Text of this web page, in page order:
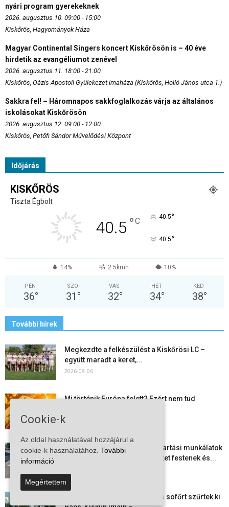
nyári program gyerekeknek
2026. augusztus 10. 09:00 - 15:00
Kiskőrös, Hagyományok Háza
Magyar Continental Singers koncert Kiskőrösön is – 40 éve
hirdetik az evangéliumot zenével
2026. augusztus 11. 18:00 - 21:00
Kiskőrös, Oázis Apostoli Gyülekezet imaháza (Kiskőrös, Holló János utca 1.)
Sakkra fel! – Háromnapos sakkfoglalkozás várja az általános
iskolásokat Kiskőrösön
2026. augusztus 12. 09:00 - 12:00
Kiskőrös, Petőfi Sándor Művelődési Központ
Időjárás
KISKŐRÖS
Tiszta Égbolt
40.5 °C 40.5°
40.5°
14% 2.5kmh 10%
PÉN
36°
SZO
31 °
VAS
32°
HÉT
34°
KED
38°
További hírek
Megkezdte a felkészülést a Kiskőrösi LC –
együtt maradt a keret,...
2026-08-06
Mi történik Európa felett? Ezért nem tud
2026-08-05
Folyamatosak a nyári karbantartási munkálatok
Kiskőrösön – útburkolati jeleket festenek és...
Több száz gyorshajtót és ittas sofőrt szűrtek ki
Cookie-k
Az oldal használatával hozzájárul a
cookie-k használatához. További
információ
Megértettem